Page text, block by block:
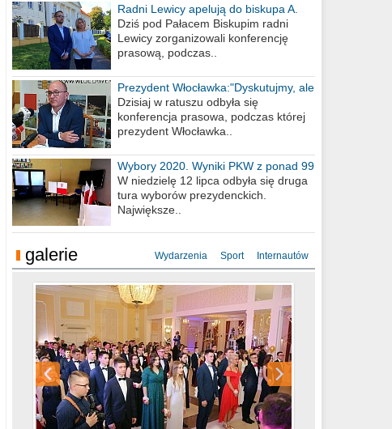
Radni Lewicy apelują do biskupa A.
Wiesława Meringa
Dziś pod Pałacem Biskupim radni
Lewicy zorganizowali konferencję
prasową, podczas..
Prezydent Włocławka:"Dyskutujmy, ale
nie obrażajmy się”
Dzisiaj w ratuszu odbyła się
konferencja prasowa, podczas której
prezydent Włocławka..
Wybory 2020. Wyniki PKW z ponad 99
procent obwodów
W niedzielę 12 lipca odbyła się druga
tura wyborów prezydenckich.
Największe..
galerie Wydarzenia Sport Internautów
Studniówka Kopernik 2019.01.11
Studniówka LMK 2019.01.05
Studniówka ZS Ekonomicznych
2019.01.05